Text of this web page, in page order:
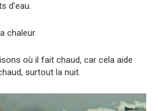
d’eau.
chaleur.
où il fait chaud, car cela aide
surtout la nuit.